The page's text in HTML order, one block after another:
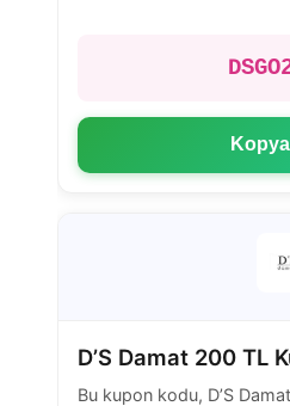
D’S Damat 200 TL
Bu kupon kodu, D’S